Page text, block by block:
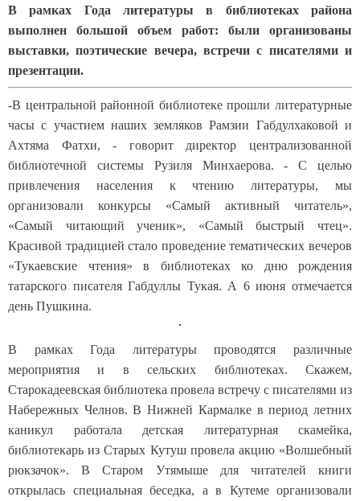
В рамках Года литературы в библиотеках района
выполнен большой объем работ: были организованы
выставки, поэтические вечера, встречи с писателями и
презентации.
-В центральной районной библиотеке прошли литературные
часы с участием наших земляков Рамзии Габдулхаковой и
Ахтяма Фатхи, - говорит директор централизованной
библиотечной системы Рузиля Минхаерова. - С целью
привлечения населения к чтению литературы, мы
организовали конкурсы «Самый активный читатель»,
«Самый читающий ученик», «Самый быстрый чтец».
Красивой традицией стало проведение тематических вечеров
«Тукаевские чтения» в библиотеках ко дню рождения
татарского писателя Габдуллы Тукая. А 6 июня отмечается
день Пушкина.
В рамках Года литературы проводятся различные
мероприятия и в сельских библиотеках. Скажем,
Старокадеевская библиотека провела встречу с писателями из
Набережных Челнов. В Нижней Кармалке в период летних
каникул работала детская литературная скамейка,
библиотекарь из Старых Кутуш провела акцию «Волшебный
рюкзачок». В Старом Утямыше для читателей книги
открылась специальная беседка, а в Кутеме организовали